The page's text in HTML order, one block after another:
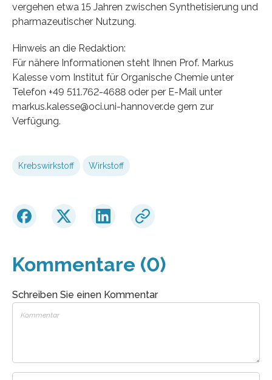
vergehen etwa 15 Jahren zwischen Synthetisierung und
pharmazeutischer Nutzung.
Hinweis an die Redaktion:
Für nähere Informationen steht Ihnen Prof. Markus
Kalesse vom Institut für Organische Chemie unter
Telefon +49 511.762-4688 oder per E-Mail unter
markus.kalesse@oci.uni-hannover.de gern zur
Verfügung.
Krebswirkstoff Wirkstoff
Kommentare (0)
Schreiben Sie einen Kommentar